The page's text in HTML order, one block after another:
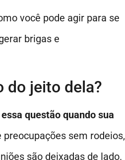
você pode agir para se
brigas e
do jeito dela?
questão quando sua
sem rodeios,
são deixadas de lado.